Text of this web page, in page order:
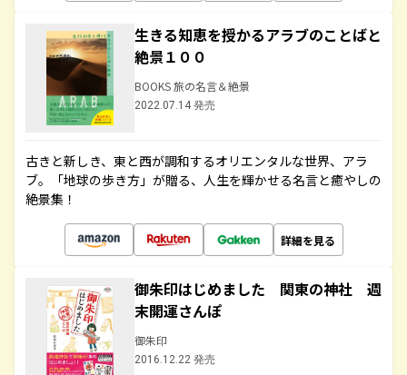
生きる知恵を授かるアラブのことばと
絶景１００
BOOKS 旅の名言＆絶景
2022.07.14 発売
古きと新しき、東と西が調和するオリエンタルな世界、アラ
ブ。「地球の歩き方」が贈る、人生を輝かせる名言と癒やしの
絶景集！
詳細を見る
御朱印はじめました 関東の神社 週
末開運さんぽ
御朱印
2016.12.22 発売